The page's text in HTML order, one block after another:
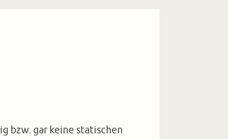
bzw. gar keine statischen